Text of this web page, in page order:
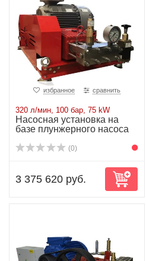
избранное сравнить
320 л/мин, 100 бар, 75 kW
Насосная установка на
базе плунжерного насоса
(0)
3 375 620 руб.